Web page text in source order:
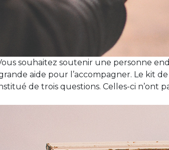
souhaitez soutenir une personne
aide pour l’accompagner. Le kit
de trois questions. Celles-ci n’ont